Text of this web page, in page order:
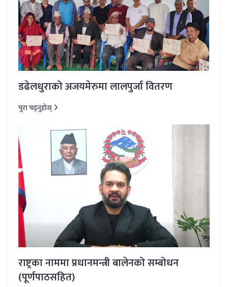
डढेलधुराको अजयमेरुमा लालपुर्जा वितरण
पुरा पढ्नुहोस्
राष्ट्रका नाममा प्रधानमन्त्री बालेनको सम्बोधन
(पूर्णपाठसहित)